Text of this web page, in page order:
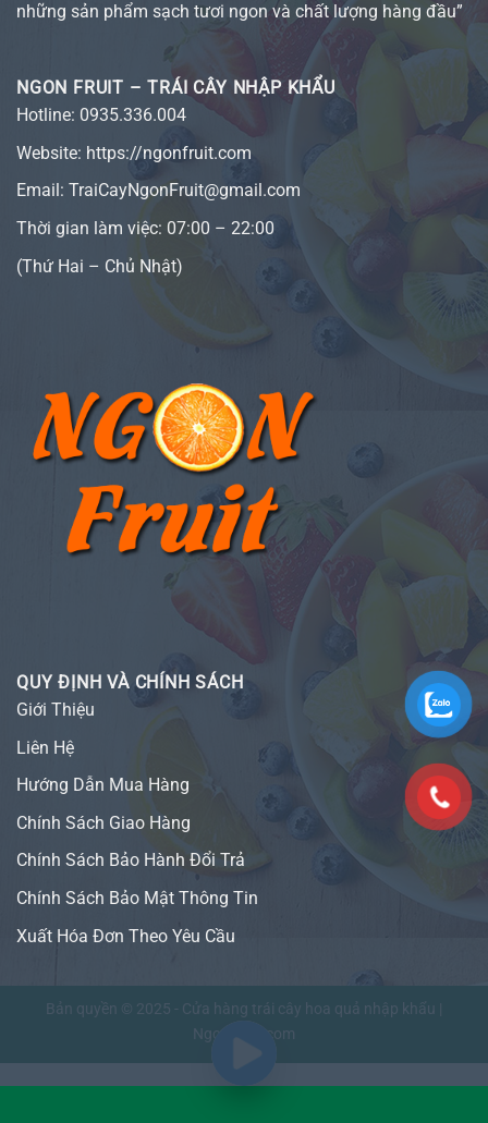
những sản phẩm sạch tươi ngon và chất lượng hàng đầu”
NGON FRUIT – TRÁI CÂY NHẬP KHẨU
Hotline: 0935.336.004
Website: https://ngonfruit.com
Email: TraiCayNgonFruit@gmail.com
Thời gian làm việc: 07:00 – 22:00
(Thứ Hai – Chủ Nhật)
QUY ĐỊNH VÀ CHÍNH SÁCH
Giới Thiệu
Liên Hệ
Hướng Dẫn Mua Hàng
Chính Sách Giao Hàng
Chính Sách Bảo Hành Đổi Trả
Chính Sách Bảo Mật Thông Tin
Xuất Hóa Đơn Theo Yêu Cầu
Bản quyền © 2025 - Cửa hàng trái cây hoa quả nhập khẩu |
NgonFruit.com